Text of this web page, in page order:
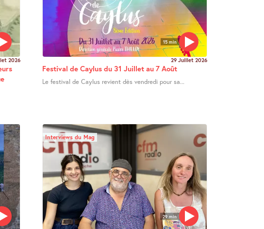
2026
15 min
29 Juillet 2026
Festival de Caylus du 31 Juillet au 7 Août
Le festival de Caylus revient dès vendredi pour sa...
29 min
Interviews du Mag